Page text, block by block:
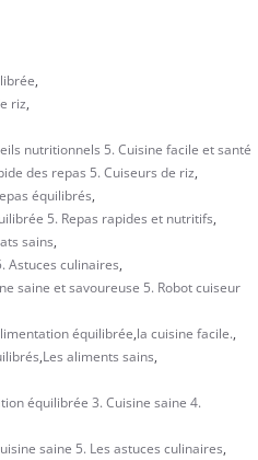
,
riz,
nutritionnels 5. Cuisine facile et santé
des repas 5. Cuiseurs de riz,
équilibrés,
5. Repas rapides et nutritifs,
sains,
Astuces culinaires,
saine et savoureuse 5. Robot cuiseur
équilibrée,la cuisine facile.,
,Les aliments sains,
équilibrée 3. Cuisine saine 4.
saine 5. Les astuces culinaires,